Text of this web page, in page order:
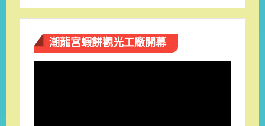
潮龍宮蝦餅觀光工廠開幕